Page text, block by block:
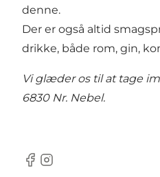
denne.
Der er også altid
drikke, både rom, gin,
Vi glæder os til at tage
6830 Nr. Nebel.
Facebook
Instagram